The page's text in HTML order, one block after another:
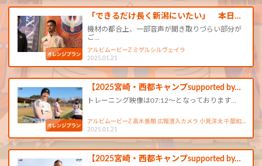
「できるだけ長く新潟にいたい」 本日…
機材の都合上、一部音声が聞き取りづらい部分が
ご…
アルビムービーZ ミゲルシルヴェイラ
2025.01.21
【2025宮崎・西都キャンプsupported by…
トレーニング映像は07:12〜となっております…
アルビムービーZ 高木善朗 広報潜入カメラ 小見洋太 千葉和…
2025.01.21
【2025宮崎・西都キャンプsupported by…